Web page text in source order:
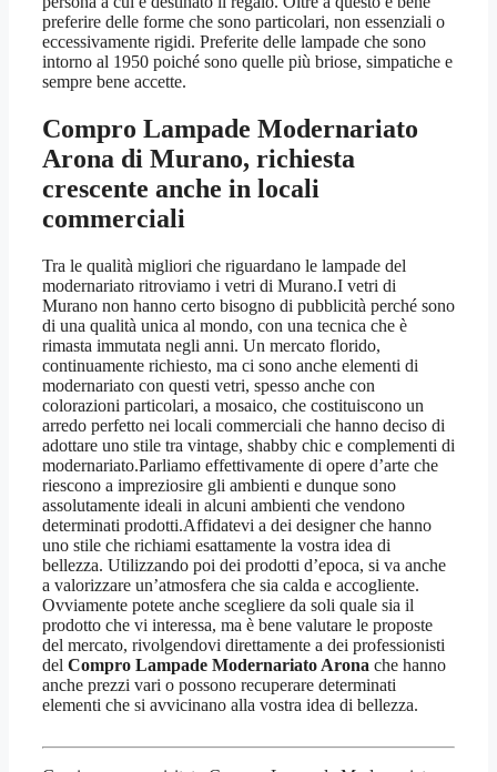
preferire delle forme che sono particolari, non essenziali o
eccessivamente rigidi. Preferite delle lampade che sono
intorno al 1950 poiché sono quelle più briose, simpatiche e
sempre bene accette.
Compro Lampade Modernariato
Arona di Murano, richiesta
crescente anche in locali
commerciali
Tra le qualità migliori che riguardano le lampade del
modernariato ritroviamo i vetri di Murano.I vetri di
Murano non hanno certo bisogno di pubblicità perché sono
di una qualità unica al mondo, con una tecnica che è
rimasta immutata negli anni. Un mercato florido,
continuamente richiesto, ma ci sono anche elementi di
modernariato con questi vetri, spesso anche con
colorazioni particolari, a mosaico, che costituiscono un
arredo perfetto nei locali commerciali che hanno deciso di
adottare uno stile tra vintage, shabby chic e complementi di
modernariato.Parliamo effettivamente di opere d’arte che
riescono a impreziosire gli ambienti e dunque sono
assolutamente ideali in alcuni ambienti che vendono
determinati prodotti.Affidatevi a dei designer che hanno
uno stile che richiami esattamente la vostra idea di
bellezza. Utilizzando poi dei prodotti d’epoca, si va anche
a valorizzare un’atmosfera che sia calda e accogliente.
Ovviamente potete anche scegliere da soli quale sia il
prodotto che vi interessa, ma è bene valutare le proposte
del mercato, rivolgendovi direttamente a dei professionisti
del Compro Lampade Modernariato Arona che hanno
anche prezzi vari o possono recuperare determinati
elementi che si avvicinano alla vostra idea di bellezza.